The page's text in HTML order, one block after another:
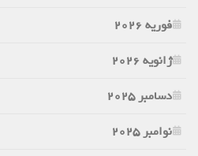
فوریه 2026
ژانویه 2026
دسامبر 2025
نوامبر 2025